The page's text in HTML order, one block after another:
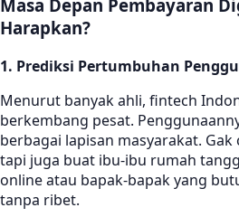
Masa Depan Pembayaran
Harapkan?
1. Prediksi Pertumbuhan
Menurut banyak ahli, fintech
berkembang pesat.
berbagai lapisan masyarakat.
tapi juga buat ibu-ibu rumah
online atau bapak-bapak yang
tanpa ribet.